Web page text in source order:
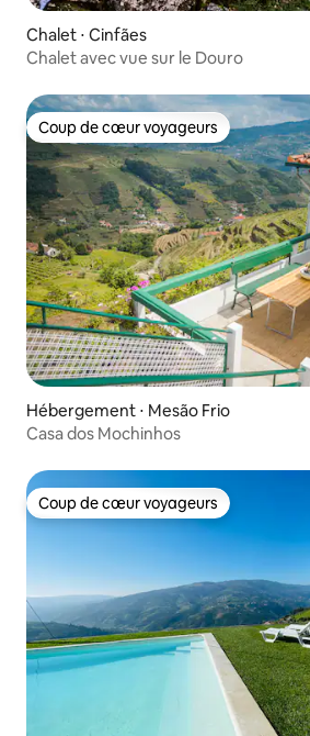
Chalet ⋅ Cinfães
Chalet avec vue sur le Douro
Coup de cœur voyageurs
Coup de cœur voyageurs
Hébergement ⋅ Mesão Frio
Casa dos Mochinhos
Coup de cœur voyageurs
Coup de cœur voyageurs